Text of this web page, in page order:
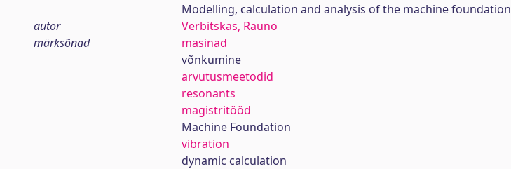
Modelling, calculation and analysis of the machine foundation
autor
Verbitskas, Rauno
märksõnad
masinad
võnkumine
arvutusmeetodid
resonants
magistritööd
Machine Foundation
vibration
dynamic calculation